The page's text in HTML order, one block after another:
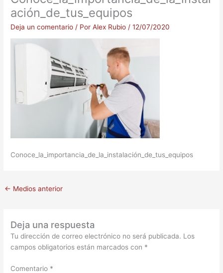
ación_de_tus_equipos
Deja un comentario / PorAlex Rubio /12/07/2020
Conoce_la_importancia_de_la_instalación_de_tus_equipos
← Medios anterior
Deja una respuesta
Tu dirección de correo electrónico no será publicada. Los
campos obligatorios están marcados con *
Comentario *